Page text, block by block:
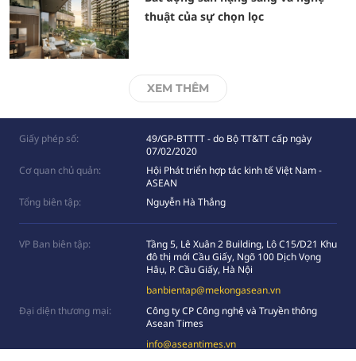
thuật của sự chọn lọc
XEM THÊM
Giấy phép số:
49/GP-BTTTT - do Bộ TT&TT cấp ngày
07/02/2020
Cơ quan chủ quản:
Hội Phát triển hợp tác kinh tế Việt Nam -
ASEAN
Tổng biên tập:
Nguyễn Hà Thắng
VP Ban biên tập:
Tầng 5, Lê Xuân 2 Building, Lô C15/D21 Khu
đô thị mới Cầu Giấy, Ngõ 100 Dịch Vọng
Hâụ, P. Cầu Giấy, Hà Nội
banbientap@mekongasean.vn
Đại diện thương mại:
Công ty CP Công nghệ và Truyền thông
Asean Times
info@aseantimes.vn